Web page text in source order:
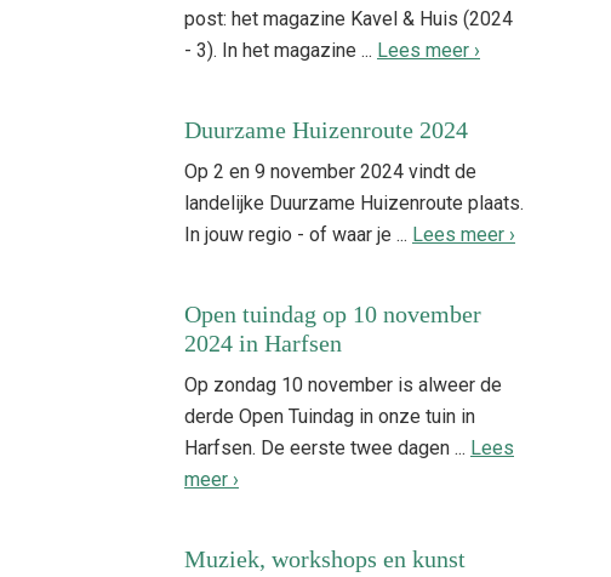
post: het magazine Kavel & Huis (2024
- 3). In het magazine ... Lees meer ›
Duurzame Huizenroute 2024
Op 2 en 9 november 2024 vindt de
landelijke Duurzame Huizenroute plaats.
In jouw regio - of waar je ... Lees meer ›
Open tuindag op 10 november
2024 in Harfsen
Op zondag 10 november is alweer de
derde Open Tuindag in onze tuin in
Harfsen. De eerste twee dagen ... Lees
meer ›
Muziek, workshops en kunst